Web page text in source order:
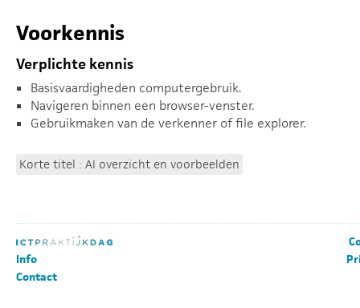
Voorkennis
Verplichte kennis
Basisvaardigheden computergebruik.
Navigeren binnen een browser-venster.
Gebruikmaken van de verkenner of file explorer.
Korte titel : AI overzicht en voorbeelden
Info
Contact